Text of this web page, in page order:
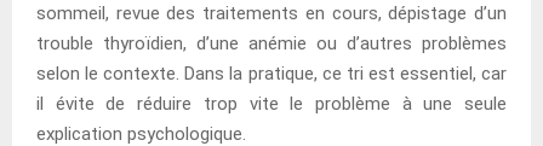
sommeil, revue des traitements en cours, dépistage d’un
trouble thyroïdien, d’une anémie ou d’autres problèmes
selon le contexte. Dans la pratique, ce tri est essentiel, car
il évite de réduire trop vite le problème à une seule
explication psychologique.